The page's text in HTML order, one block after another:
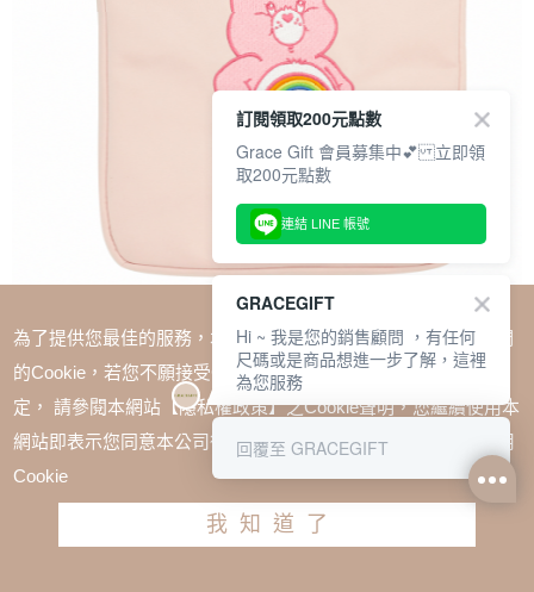
SALE
Care Bears-樂觀小熊空氣平板收納包 粉紅
TWD $880 TWD $660
為了提供您最佳的服務，本網站會在您的電腦中放置並取用我們
的Cookie，若您不願接受Cookie時應如何變更電腦的Cookie設
定， 請參閱本網站【隱私權政策】之Cookie聲明，您繼續使用本
網站即表示您同意本公司得按本網站使用條款之Cookie聲明使用
Cookie
我知道了
訂閱領取200元點數
Grace Gift 會員募集中💕 立即領
取200元點數
連結 LINE 帳號
GRACEGIFT
Hi ~ 我是您的銷售顧問 ，有任何
尺碼或是商品想進一步了解，這裡
為您服務
回覆至 GRACEGIFT